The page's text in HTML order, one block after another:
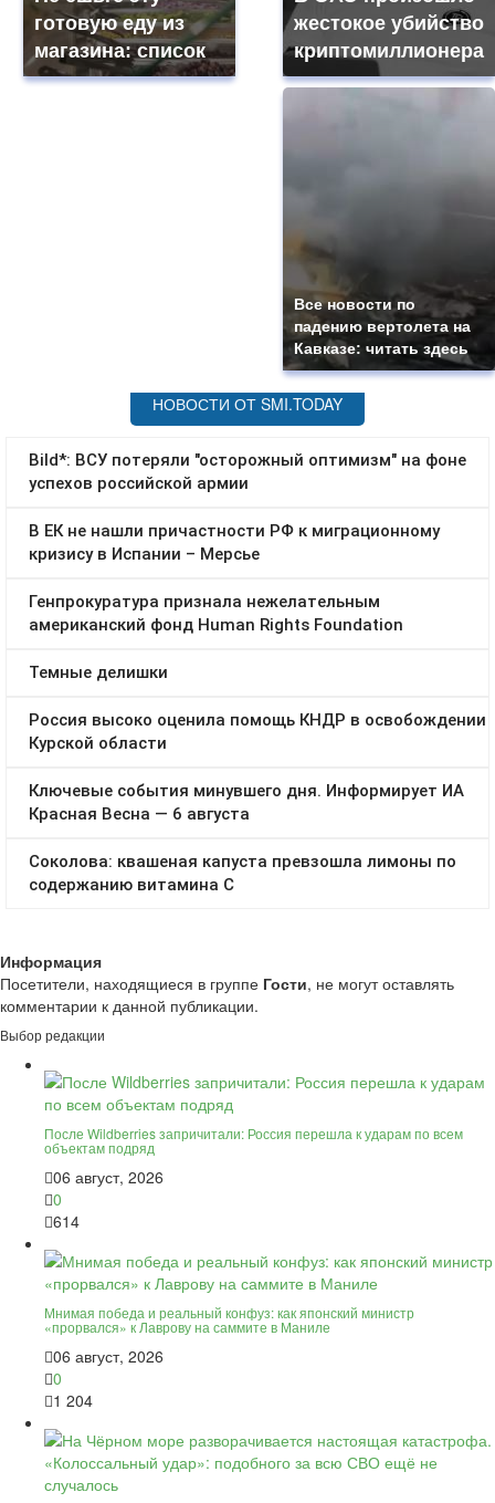
готовую еду из
магазина: список
жестокое убийство
криптомиллионера
Все новости по
падению вертолета на
Кавказе: читать здесь
Информация
Посетители, находящиеся в группе Гости, не могут оставлять
комментарии к данной публикации.
Выбор редакции
После Wildberries запричитали: Россия перешла к ударам по всем
объектам подряд
06 август, 2026
0
614
Мнимая победа и реальный конфуз: как японский министр
«прорвался» к Лаврову на саммите в Маниле
06 август, 2026
0
1 204